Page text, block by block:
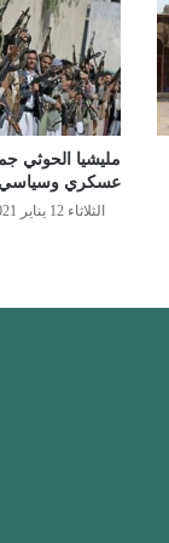
مليشيا الحوثي
عسكري وسياسي
الثلاثاء 12 يناير 2021 - 6:34 مساءً